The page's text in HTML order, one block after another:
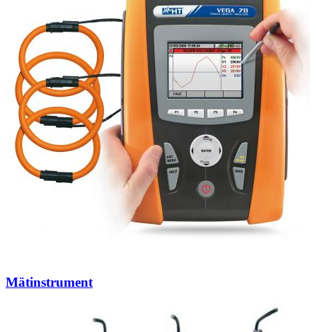
Mätinstrument